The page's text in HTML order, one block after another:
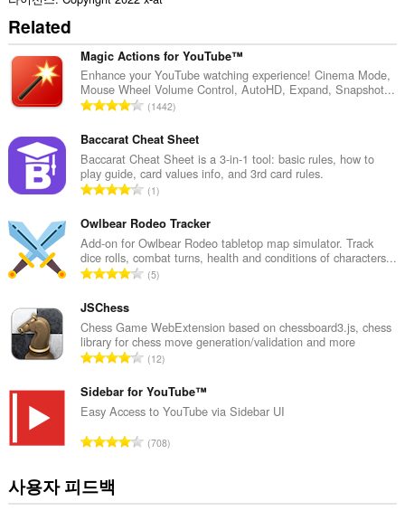
Related
Magic Actions for YouTube™
Enhance your YouTube watching experience! Cinema Mode,
Mouse Wheel Volume Control, AutoHD, Expand, Snapshot...
총
급
수
:
1442
Baccarat Cheat Sheet
Baccarat Cheat Sheet is a 3-in-1 tool: basic rules, how to
play guide, card values info, and 3rd card rules.
총
급
수
:
1
Owlbear Rodeo Tracker
Add-on for Owlbear Rodeo tabletop map simulator. Track
dice rolls, combat turns, health and conditions of characters...
총
수
:
5
JSChess
Chess Game WebExtension based on chessboard3.js, chess
library for chess move generation/validation and more
총
급
수
12
Sidebar for YouTube™
Easy Access to YouTube via Sidebar UI
총708
사용자 피드백